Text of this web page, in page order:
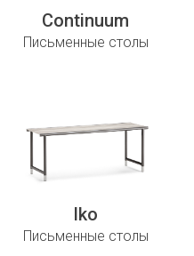
Continuum
Письменные столы
Iko
Письменные столы